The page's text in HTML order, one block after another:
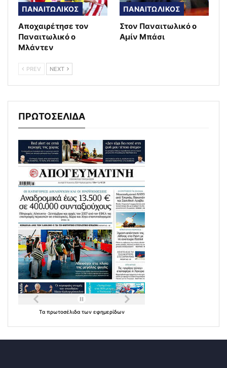
ΠΑΝΑΙΤΩΛΙΚΟΣ
Αποχαιρέτησε τον
Παναιτωλικό ο
Μλάντεν
ΠΑΝΑΙΤΩΛΙΚΟΣ
Στον Παναιτωλικό ο
Αμίν Μπάσι
PREV NEXT
ΠΡΩΤΟΣΕΛΙΔΑ
Τα πρωτοσέλιδα των εφημερίδων